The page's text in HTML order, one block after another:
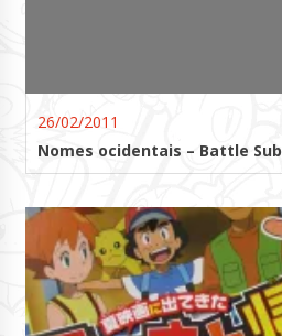
26/02/2011
Nomes ocidentais – Battle